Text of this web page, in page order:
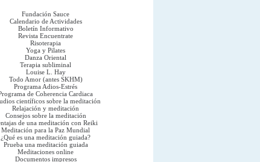
Fundación Sauce
Calendario de Actividades
Boletín Informativo
Revista Encuentrate
Risoterapia
Yoga y Pilates
Danza Oriental
Terapia subliminal
Louise L. Hay
Todo Amor (antes SKHM)
Programa Adios-Estrés
de Coherencia Cardiaca
científicos sobre la meditación
Relajación y meditación
Consejos sobre la meditación
de una meditación con Reiki
Meditación para la Paz Mundial
¿Qué es una meditación guiada?
Prueba una meditación guiada
Meditaciones online
Documentos impresos